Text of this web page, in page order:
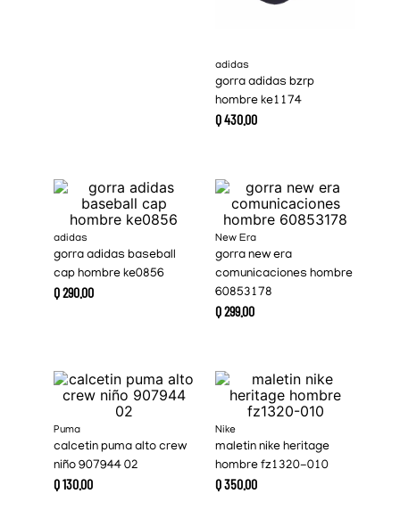
adidas
gorra adidas bzrp
hombre ke1174
Q430.00
adidas
gorra adidas baseball
cap hombre ke0856
Q290.00
New Era
gorra new era
comunicaciones hombre
60853178
Q299.00
Puma
calcetin puma alto crew
niño 907944 02
Q130.00
Nike
maletin nike heritage
hombre fz1320-010
Q350.00